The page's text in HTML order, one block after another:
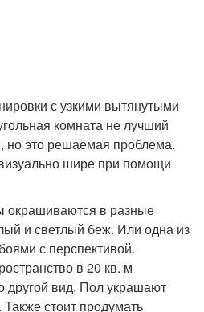
с узкими вытянутыми
комната не лучший
но это решаемая проблема.
шире при помощи
окрашиваются в разные
и светлый беж. Или одна из
с перспективой.
в 20 кв. м
другой вид. Пол украшают
стоит продумать